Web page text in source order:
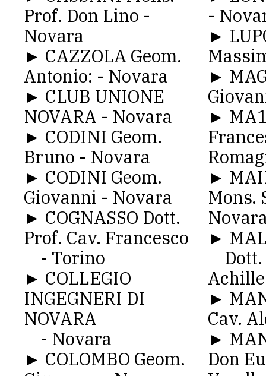
Prof. Don Lino -
Novara
► CAZZOLA Geom.
Antonio: - Novara
► CLUB UNIONE
NOVARA - Novara
► CODINI Geom.
Bruno - Novara
► CODINI Geom.
Giovanni - Novara
► COGNASSO Dott.
Prof. Cav. Francesco
- Torino
► COLLEGIO
INGEGNERI DI
NOVARA
- Novara
► COLOMBO Geom.
-
►
►
►
►
Mons.
►
Dott.
►
Cav.
►
Don